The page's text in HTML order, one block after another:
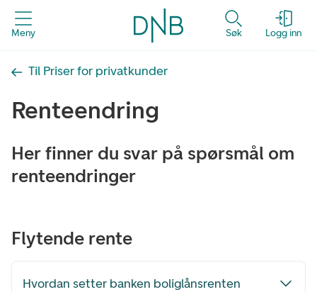
Meny Søk Logg inn
Til Priser for privatkunder
Renteendring
Her finner du svar på spørsmål om
renteendringer
Flytende rente
Hvordan setter banken boliglånsrenten